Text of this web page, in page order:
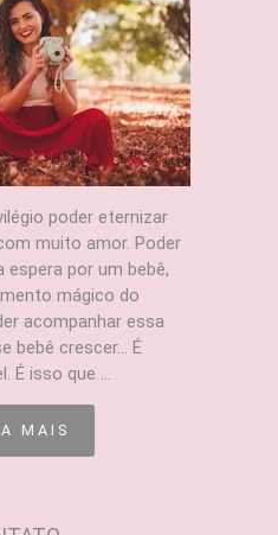
poder eternizar
muito amor. Poder
por um bebê,
mágico do
acompanhar essa
bebê crescer... É
É isso que ...
MAIS